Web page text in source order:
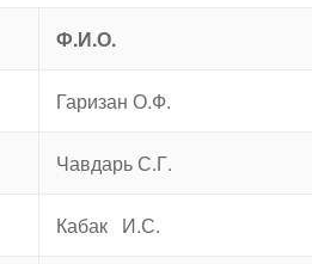
Ф.И.О.
Гаризан О.Ф.
Чавдарь С.Г.
Кабак И.С.